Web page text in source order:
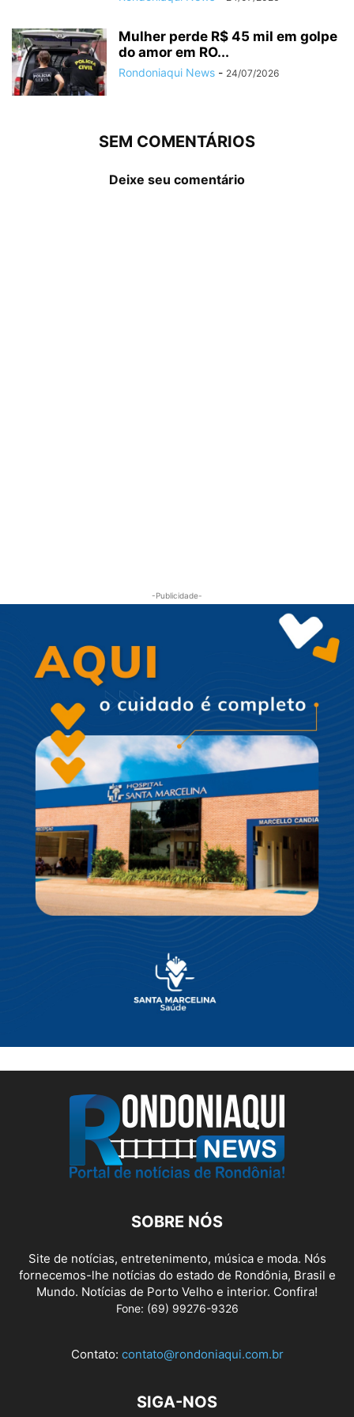
Mulher perde R$ 45 mil em golpe
do amor em RO...
Rondoniaqui News - 24/07/2026
SEM COMENTÁRIOS
Deixe seu comentário
-Publicidade-
SOBRE NÓS
Site de notícias, entretenimento, música e moda. Nós
fornecemos-lhe notícias do estado de Rondônia, Brasil e
Mundo. Notícias de Porto Velho e interior. Confira!
Fone: (69) 99276-9326
Contato: contato@rondoniaqui.com.br
SIGA-NOS